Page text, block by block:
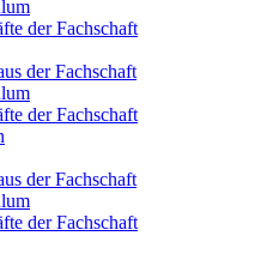
der Fachschaft
der Fachschaft
der Fachschaft
der Fachschaft
der Fachschaft